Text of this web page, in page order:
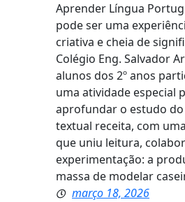
Aprender Língua
pode ser uma
criativa e cheia de
Colégio Eng. Salvador
alunos dos 2º anos
uma atividade especial
aprofundar o estudo
textual receita, com
que uniu leitura,
experimentação: a
massa de modelar
março 18, 2026